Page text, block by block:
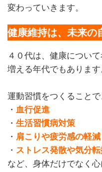
変わっていきます。
健康維持は、未来の
４０代は、健康につい
増える年代でもあります
運動習慣をつくることで
・ 血行促進
・ 生活習慣病対策
・ 肩こりや疲労感の軽減
・ ストレス発散や気分
など、身体だけでなく